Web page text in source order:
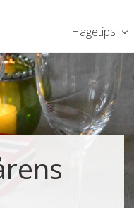
Hagetips